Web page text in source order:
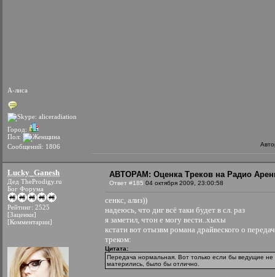
А-лиса
Город:
Пол:
Сообщений: 1806
Lucky_Ganesh
Дед TheProdigy.ru
Бог Форума
Рейтинг: 2525
[Заценки]
[Комментарии]
АВТОРАМ: Оценка Треков на Радио
Ответ #185 04 октября 2009, 23:00:58
сенкс, ализ))
надеюсь, что диг всё таки будет в сл. раз
я заметил, чтон е могу вести..хыхы
кстати вот отызвм романа драйвеского о
треком:
Цитата:
Передача нормальная. Вот только если бы ведущие не
матерились, было бы отлично.